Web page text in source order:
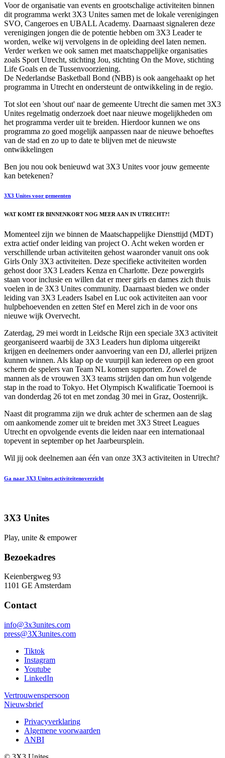
Voor de organisatie van events en grootschalige activiteiten binnen
dit programma werkt 3X3 Unites samen met de lokale verenigingen
SVO, Cangeroes en UBALL Academy. Daarnaast signaleren deze
verenigingen jongen die de potentie hebben om 3X3 Leader te
worden, welke wij vervolgens in de opleiding deel laten nemen.
Verder werken we ook samen met maatschappelijke organisaties
zoals Sport Utrecht, stichting Jou, stichting On the Move, stichting
Life Goals en de Tussenvoorziening.
De Nederlandse Basketball Bond (NBB) is ook aangehaakt op het
programma in Utrecht en ondersteunt de ontwikkeling in de regio.
Tot slot een 'shout out' naar de gemeente Utrecht die samen met 3X3
Unites regelmatig onderzoek doet naar nieuwe mogelijkheden om
het programma verder uit te breiden. Hierdoor kunnen we ons
programma zo goed mogelijk aanpassen naar de nieuwe behoeftes
van de stad en zo up to date te blijven met de nieuwste
ontwikkelingen
Ben jou nou ook benieuwd wat 3X3 Unites voor jouw gemeente
kan betekenen?
3X3 Unites voor gemeenten
WAT KOMT ER BINNENKORT NOG MEER AAN IN UTRECHT?!
Momenteel zijn we binnen de Maatschappelijke Diensttijd (MDT)
extra actief onder leiding van project O. Acht weken worden er
verschillende urban activiteiten gehost waaronder vanuit ons ook
Girls Only 3X3 activiteiten. Deze specifieke activiteiten worden
gehost door 3X3 Leaders Kenza en Charlotte. Deze powergirls
staan voor inclusie en willen dat er meer girls en dames zich thuis
voelen in de 3X3 Unites community. Daarnaast bieden we onder
leiding van 3X3 Leaders Isabel en Luc ook activiteiten aan voor
hulpbehoevenden en zetten Stef en Merel zich in de voor ons
nieuwe wijk Overvecht.
Zaterdag, 29 mei wordt in Leidsche Rijn een speciale 3X3 activiteit
georganiseerd waarbij de 3X3 Leaders hun diploma uitgereikt
krijgen en deelnemers onder aanvoering van een DJ, allerlei prijzen
kunnen winnen. Als klap op de vuurpijl kan iedereen op een groot
scherm de spelers van Team NL komen supporten. Zowel de
mannen als de vrouwen 3X3 teams strijden dan om hun volgende
stap in the road to Tokyo. Het Olympisch Kwalificatie Toernooi is
van donderdag 26 tot en met zondag 30 mei in Graz, Oostenrijk.
Naast dit programma zijn we druk achter de schermen aan de slag
om aankomende zomer uit te breiden met 3X3 Street Leagues
Utrecht en opvolgende events die leiden naar een internationaal
topevent in september op het Jaarbeursplein.
Wil jij ook deelnemen aan één van onze 3X3 activiteiten in Utrecht?
Ga naar 3X3 Unites activiteitenoverzicht
3X3 Unites
Play, unite & empower
Bezoekadres
Keienbergweg 93
1101 GE Amsterdam
Contact
info@3x3unites.com
press@3X3unites.com
Tiktok
Instagram
Youtube
LinkedIn
Vertrouwenspersoon
Nieuwsbrief
Privacyverklaring
Algemene voorwaarden
ANBI